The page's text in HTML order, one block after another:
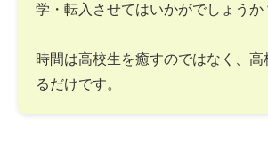
学・転入させてはいかがでしょうか
時間は高校生を癒すのではなく、
るだけです。